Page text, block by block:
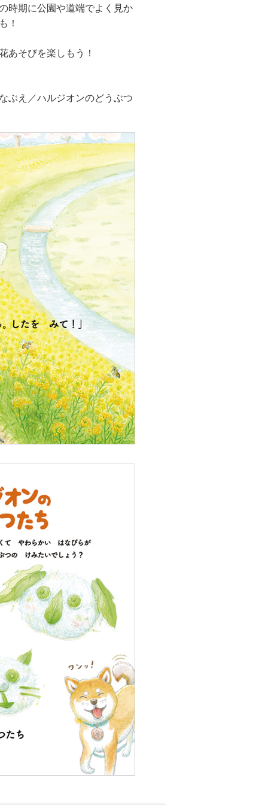
時期に公園や道端でよく見か
！
あそびを楽しもう！
ぶえ／ハルジオンのどうぶつ